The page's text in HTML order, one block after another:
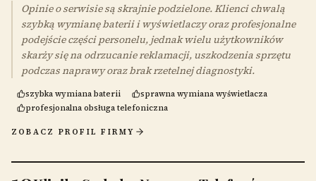
Opinie o serwisie są skrajnie podzielone. Klienci chwalą
szybką wymianę baterii i wyświetlaczy oraz profesjonalne
podejście części personelu, jednak wielu użytkowników
skarży się na odrzucanie reklamacji, uszkodzenia sprzętu
podczas naprawy oraz brak rzetelnej diagnostyki.
szybka wymiana baterii
sprawna wymiana wyświetlacza
profesjonalna obsługa telefoniczna
ZOBACZ PROFIL FIRMY